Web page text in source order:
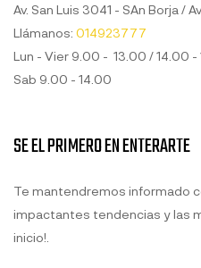
Av. San Luis 3041 - SAn Borja /
Llámanos: 014923777
Lun - Vier 9.00 - 13.00 / 14.00 -
Sab 9.00 - 14.00
SE EL PRIMERO EN ENTERARTE
Te mantendremos informado
impactantes tendencias y las
inicio!.